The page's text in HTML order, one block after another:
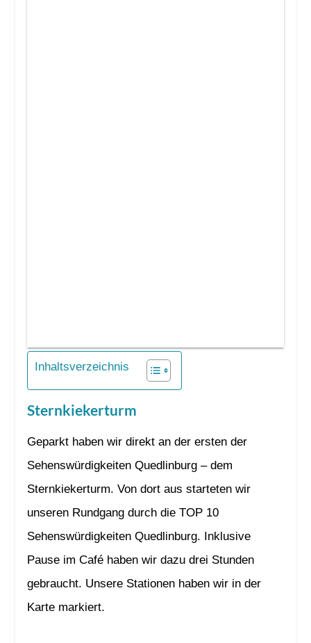
Inhaltsverzeichnis
Sternkiekerturm
Geparkt haben wir direkt an der ersten der
Sehenswürdigkeiten Quedlinburg – dem
Sternkiekerturm. Von dort aus starteten wir
unseren Rundgang durch die TOP 10
Sehenswürdigkeiten Quedlinburg. Inklusive
Pause im Café haben wir dazu drei Stunden
gebraucht. Unsere Stationen haben wir in der
Karte markiert.